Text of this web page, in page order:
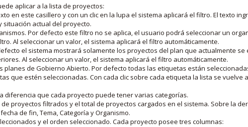
aplicar a la lista de proyectos:
en este casillero y con un clic en la lupa el sistema aplicará el filtro. El texto
situación actual del proyecto.
Por defecto este filtro no se aplica, el usuario podrá seleccionar un
Al seleccionar un valor, el sistema aplicará el filtro automáticamente.
el sistema mostrará solamente los proyectos del plan que actualmente
Al seleccionar un valor, el sistema aplicará el filtro automáticamente.
de Gobierno Abierto. Por defecto todas las etiquetas están
que estén seleccionadas. Con cada clic sobre cada etiqueta la lista se vuelve
diferencia que cada proyecto puede tener varias categorías.
proyectos filtrados y el total de proyectos cargados en el sistema. Sobre la
de fin, Tema, Categoría y Organismo.
y el orden seleccionado. Cada proyecto posee tres columnas: